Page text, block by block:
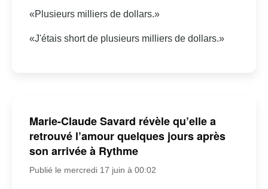
«Plusieurs milliers de dollars.»
«J'étais short de plusieurs milliers de dollars.»
Marie-Claude Savard révèle qu’elle a
retrouvé l’amour quelques jours après
son arrivée à Rythme
Publié le mercredi 17 juin à 00:02